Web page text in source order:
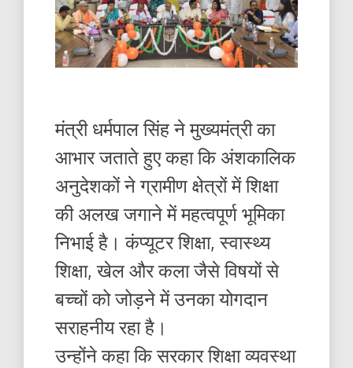
मंत्री धर्मपाल सिंह ने मुख्यमंत्री का
आभार जताते हुए कहा कि अंशकालिक
अनुदेशकों ने ग्रामीण क्षेत्रों में शिक्षा
की अलख जगाने में महत्वपूर्ण भूमिका
निभाई है। कंप्यूटर शिक्षा, स्वास्थ्य
शिक्षा, खेल और कला जैसे विषयों से
बच्चों को जोड़ने में उनका योगदान
सराहनीय रहा है।
उन्होंने कहा कि सरकार शिक्षा व्यवस्था